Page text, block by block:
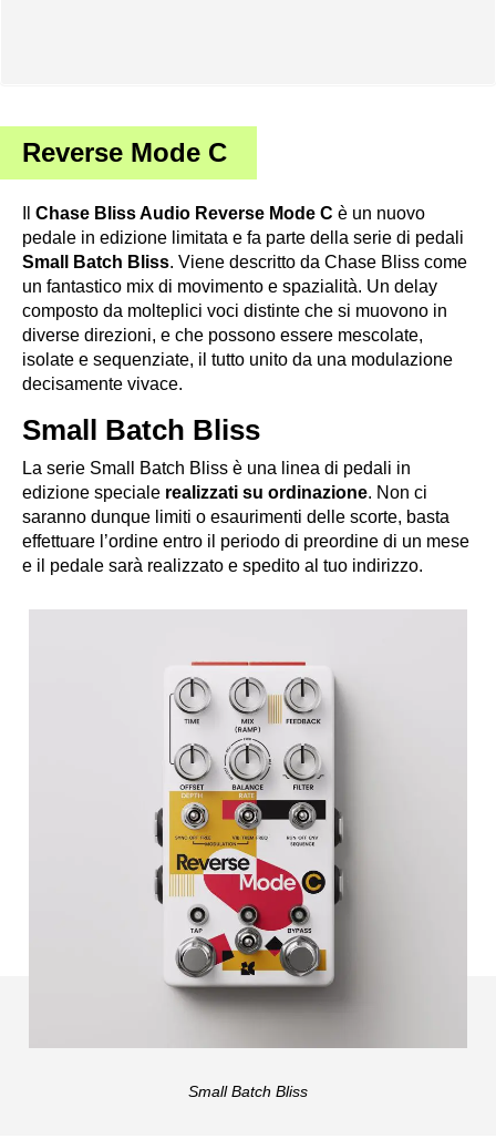
Reverse Mode C
Chase Bliss Audio Reverse Mode C è un nuovo
pedale in edizione limitata e fa parte della serie di pedali
Small Batch Bliss. Viene descritto da Chase Bliss come
un fantastico mix di movimento e spazialità. Un delay
composto da molteplici voci distinte che si muovono in
diverse direzioni, e che possono essere mescolate,
isolate e sequenziate, il tutto unito da una modulazione
decisamente vivace.
Small Batch Bliss
La serie Small Batch Bliss è una linea di pedali in
edizione speciale realizzati su ordinazione. Non ci
saranno dunque limiti o esaurimenti delle scorte, basta
effettuare l’ordine entro il periodo di preordine di un mese
e il pedale sarà realizzato e spedito al tuo indirizzo.
Small Batch Bliss